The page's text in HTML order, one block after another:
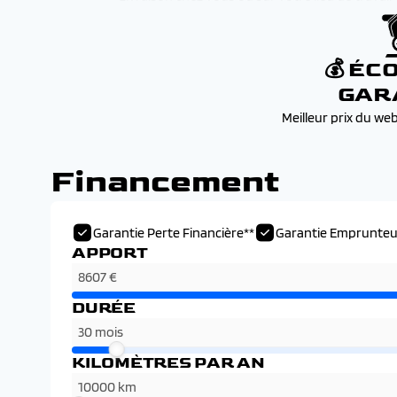
💰
Meilleur prix du
Financement
Garantie Perte Financière** Garantie
APPORT
DURÉE
KILOMÈTRES PAR AN